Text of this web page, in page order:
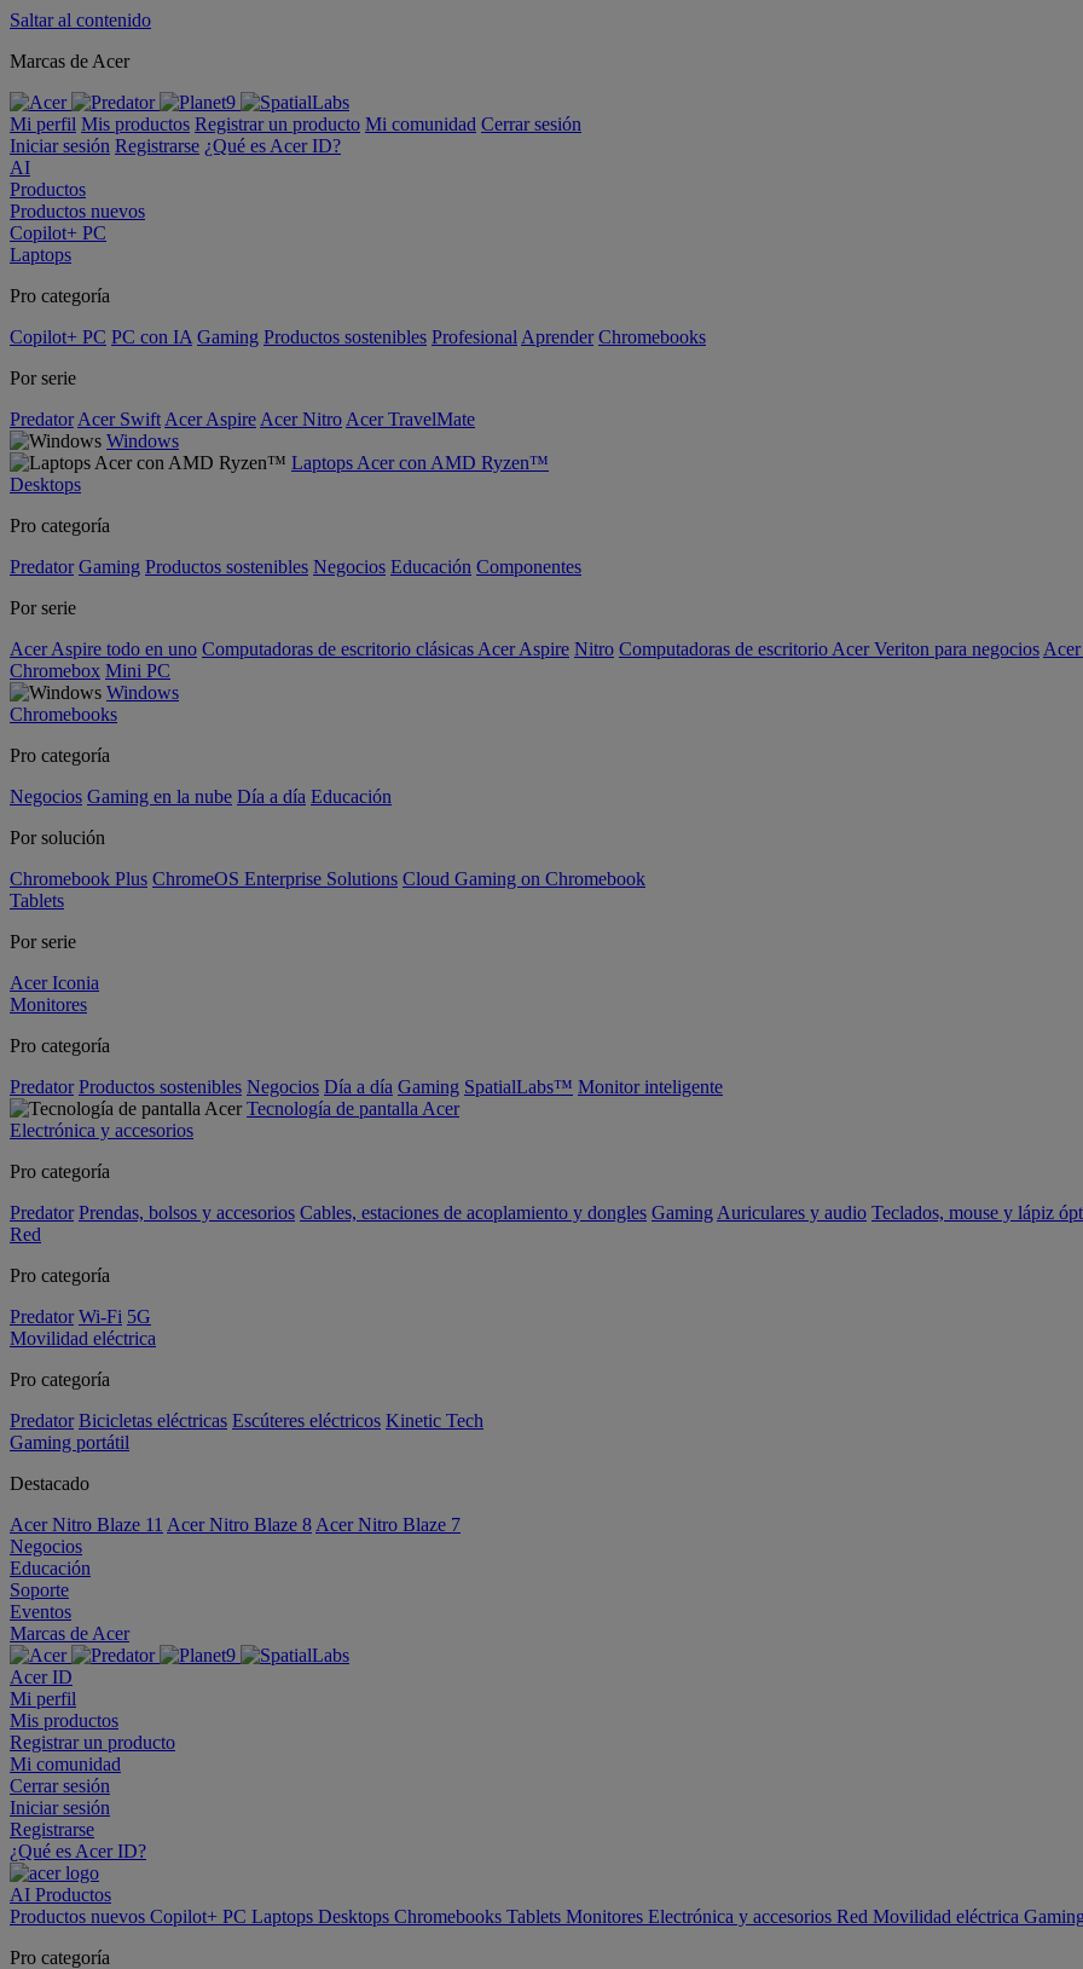
Saltar al contenido
Marcas de Acer
Mi perfil Mis productos Registrar un producto Mi comunidad Cerrar sesión
Iniciar sesión Registrarse ¿Qué es Acer ID?
AI
Productos
Productos nuevos
Copilot+ PC
Laptops
Pro categoría
Copilot+ PC PC con IA Gaming Productos sostenibles Profesional Aprender Chromebooks
Por serie
Predator Acer Swift Acer Aspire Acer Nitro Acer TravelMate
Windows
Laptops Acer con AMD Ryzen™
Desktops
Pro categoría
Predator Gaming Productos sostenibles Negocios Educación Componentes
Por serie
Acer Aspire todo en uno Computadoras de escritorio clásicas Acer Aspire Nitro Computadoras de escritorio Acer Veriton para negocios
Chromebox Mini PC
Windows
Chromebooks
Pro categoría
Negocios Gaming en la nube Día a día Educación
Por solución
Chromebook Plus ChromeOS Enterprise Solutions Cloud Gaming on Chromebook
Tablets
Por serie
Acer Iconia
Monitores
Pro categoría
Predator Productos sostenibles Negocios Día a día Gaming SpatialLabs™ Monitor inteligente
Tecnología de pantalla Acer
Electrónica y accesorios
Pro categoría
Predator Prendas, bolsos y accesorios Cables, estaciones de acoplamiento y dongles Gaming Auriculares y audio Teclados, mouse y lápiz
Red
Pro categoría
Predator Wi-Fi 5G
Movilidad eléctrica
Pro categoría
Predator Bicicletas eléctricas Escúteres eléctricos Kinetic Tech
Gaming portátil
Destacado
Acer Nitro Blaze 11 Acer Nitro Blaze 8 Acer Nitro Blaze 7
Negocios
Educación
Soporte
Eventos
Marcas de Acer
Acer ID
Mi perfil
Mis productos
Registrar un producto
Mi comunidad
Cerrar sesión
Iniciar sesión
Registrarse
¿Qué es Acer ID?
AI Productos
Productos nuevos Copilot+ PC Laptops Desktops Chromebooks Tablets Monitores Electrónica y accesorios Red Movilidad eléctrica
Pro categoría